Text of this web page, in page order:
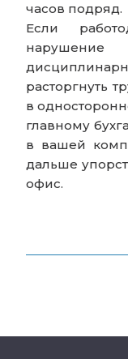
часов подряд.
Если
расторгнуть
в
главному
в вашей
дальше
офис.